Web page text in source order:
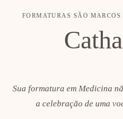
FORMATURAS SÃO MARCOS
Sua formatura em Medicina
a celebração de uma